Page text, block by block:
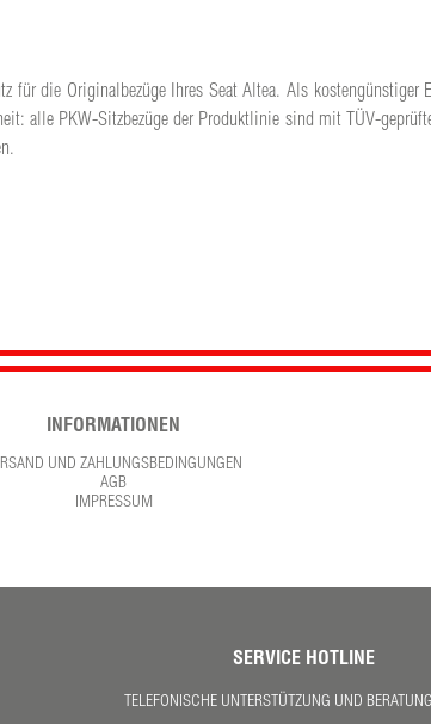
für die Originalbezüge Ihres Seat Altea. Als
alle PKW-Sitzbezüge der Produktlinie sind mit TÜV-
INFORMATIONEN
UND ZAHLUNGSBEDINGUNGEN
AGB
IMPRESSUM
SERVICE HOTLINE
TELEFONISCHE UNTERSTÜTZUNG UND